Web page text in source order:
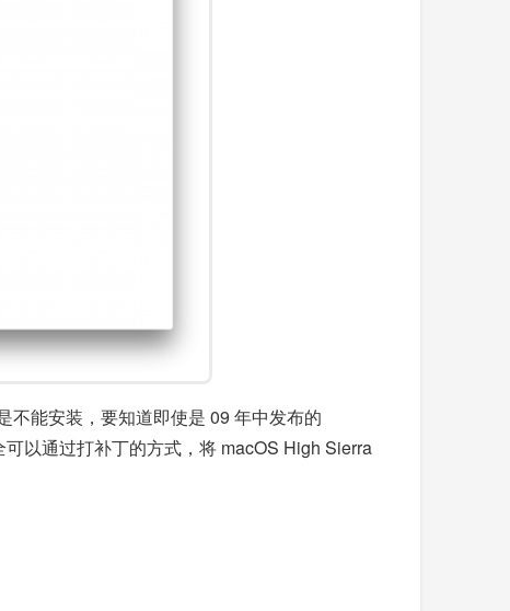
不能安装，要知道即使是 09 年中发布的
以通过打补丁的方式，将 macOS High Sierra